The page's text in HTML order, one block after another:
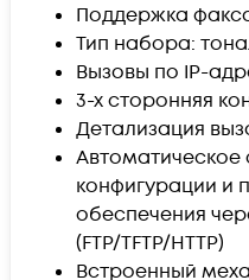
Поддержка факса
Тип набора:
Вызовы по IP-
3-х сторонняя
Детализация
конфигурации и
обеспечения
(FTP/TFTP/HTTP)
Встроенный